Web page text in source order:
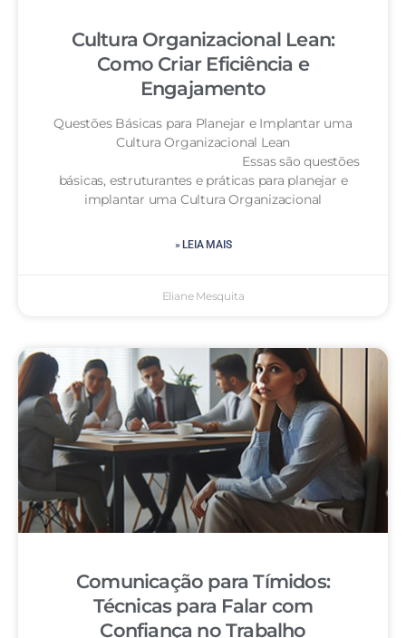
Cultura Organizacional Lean:
Como Criar Eficiência e
Engajamento
Questões Básicas para Planejar e Implantar uma
Cultura Organizacional Lean
Essas são questões
básicas, estruturantes e práticas para planejar e
implantar uma Cultura Organizacional
» LEIA MAIS
Eliane Mesquita
Comunicação para Tímidos:
Técnicas para Falar com
Confiança no Trabalho